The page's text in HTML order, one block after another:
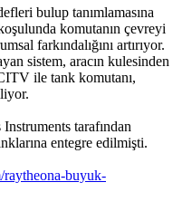
bulup tanımlamasına
komutanın çevreyi
farkındalığını artırıyor.
sistem, aracın kulesinden
ile tank komutanı,
tarafından
entegre edilmişti.
buyuk-